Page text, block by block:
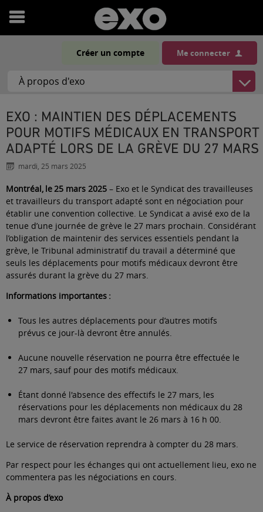
Ouvrir
menu
Créer un compte Me connecter
EXO : MAINTIEN DES DÉPLACEMENTS
POUR MOTIFS MÉDICAUX EN TRANSPORT
ADAPTÉ LORS DE LA GRÈVE DU 27 MARS
mardi, 25 mars 2025
Montréal, le 25 mars 2025 – Exo et le Syndicat des travailleuses
et travailleurs du transport adapté sont en négociation pour
établir une convention collective. Le Syndicat a avisé exo de la
tenue d’une journée de grève le 27 mars prochain. Considérant
l’obligation de maintenir des services essentiels pendant la
grève, le Tribunal administratif du travail a déterminé que
seuls les déplacements pour motifs médicaux devront être
assurés durant la grève du 27 mars.
Informations importantes :
Tous les autres déplacements pour d’autres motifs
prévus ce jour-là devront être annulés.
Aucune nouvelle réservation ne pourra être effectuée le
27 mars, sauf pour des motifs médicaux.
Étant donné l'absence des effectifs le 27 mars, les
réservations pour les déplacements non médicaux du 28
mars devront être faites avant le 26 mars à 16 h 00.
Le service de réservation reprendra à compter du 28 mars.
Par respect pour les échanges qui ont actuellement lieu, exo ne
commentera pas les négociations en cours.
À propos d’exo